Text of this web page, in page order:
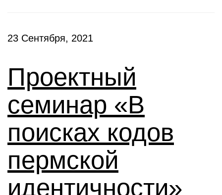
23 Сентября, 2021
Проектный
семинар «В
поисках кодов
пермской
идентичности»